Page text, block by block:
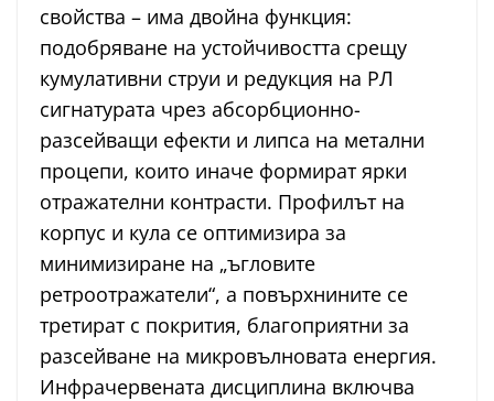
свойства – има двойна функция:
подобряване на устойчивостта срещу
кумулативни струи и редукция на РЛ
сигнатурата чрез абсорбционно-
разсейващи ефекти и липса на метални
процепи, които иначе формират ярки
отражателни контрасти. Профилът на
корпус и кула се оптимизира за
минимизиране на „ъгловите
ретроотражатели“, а повърхнините се
третират с покрития, благоприятни за
разсейване на микровълновата енергия.
Инфрачервената дисциплина включва